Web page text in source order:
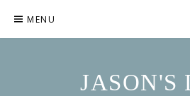
content
MENU
JASON'S